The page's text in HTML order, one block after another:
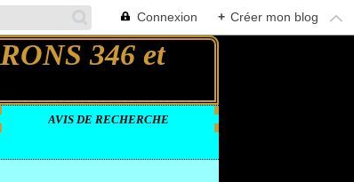
Connexion + Créer mon blog
AVIS DE RECHERCHE